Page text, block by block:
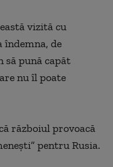
vizită cu
îndemna, de
să pună capăt
nu îl poate
războiul provoacă
pentru Rusia.